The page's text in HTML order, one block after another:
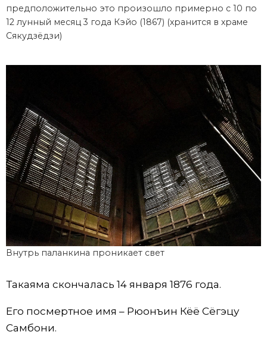
предположительно это произошло примерно с 10 по
12 лунный месяц 3 года Кэйо (1867) (хранится в храме
Сякудзёдзи)
Внутрь паланкина проникает свет
Такаяма скончалась 14 января 1876 года.
Его посмертное имя – Рюонъин Кёё Сёгэцу
Самбони.